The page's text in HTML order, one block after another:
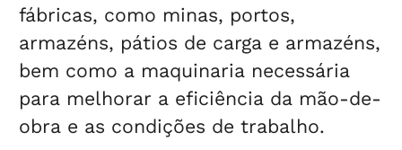
fábricas, como minas, portos,
armazéns, pátios de carga e armazéns,
bem como a maquinaria necessária
para melhorar a eficiência da mão-de-
obra e as condições de trabalho.